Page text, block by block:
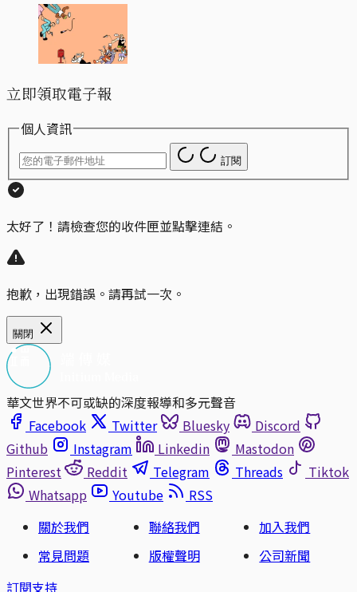
立即領取電子報
個人資訊
訂閱
太好了！請檢查您的收件匣並點擊連結。
抱歉，出現錯誤。請再試一次。
關閉
華文世界不可或缺的深度報導和多元聲音
Facebook
Twitter Bluesky
Discord
Github
Instagram Linkedin
Mastodon
Pinterest
Reddit Telegram Threads
Tiktok
Whatsapp
Youtube
RSS
關於我們
聯絡我們
加入我們
常見問題
版權聲明
公司新聞
訂閱支持